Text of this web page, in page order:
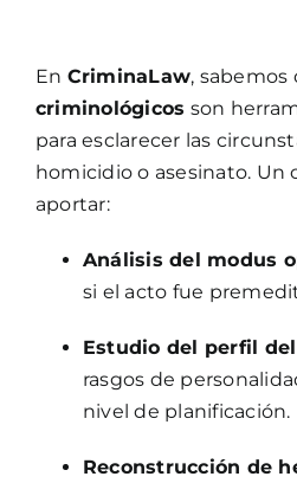
En CriminaLaw, sabemos
criminológicos son
para esclarecer las
homicidio o asesinato. Un
aportar:
Análisis del modus
si el acto fue
Estudio del perfil
rasgos de
nivel de planificación.
Reconstrucción de